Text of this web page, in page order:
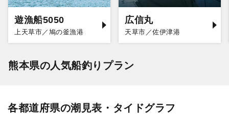
遊漁船5050
上天草市／鳩の釜漁港
広信丸
天草市／佐伊津港
熊本県の人気船釣りプラン
各都道府県の潮見表・タイドグラフ